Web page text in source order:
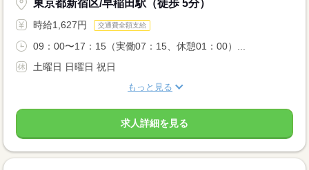
東京都新宿区/早稲田駅（徒歩 5分）
時給1,627円 交通費全額支給
09：00〜17：15（実働07：15、休憩01：00）...
土曜日 日曜日 祝日
もっと見る
求人詳細を見る